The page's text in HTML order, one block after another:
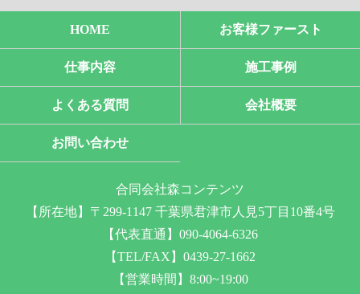
HOME お客様ファースト
仕事内容 施工事例
よくある質問 会社概要
お問い合わせ
合同会社森コンテンツ
【所在地】〒299-1147 千葉県君津市人見5丁目10番4号
【代表直通】090-4064-6326
【TEL/FAX】0439-27-1662
【営業時間】8:00~19:00